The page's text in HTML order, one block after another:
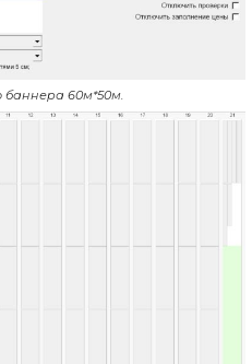
баннера 60м*50м.